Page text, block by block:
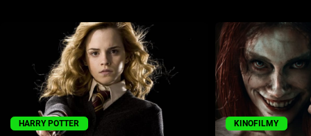
HARRY POTTER KINOFILMY